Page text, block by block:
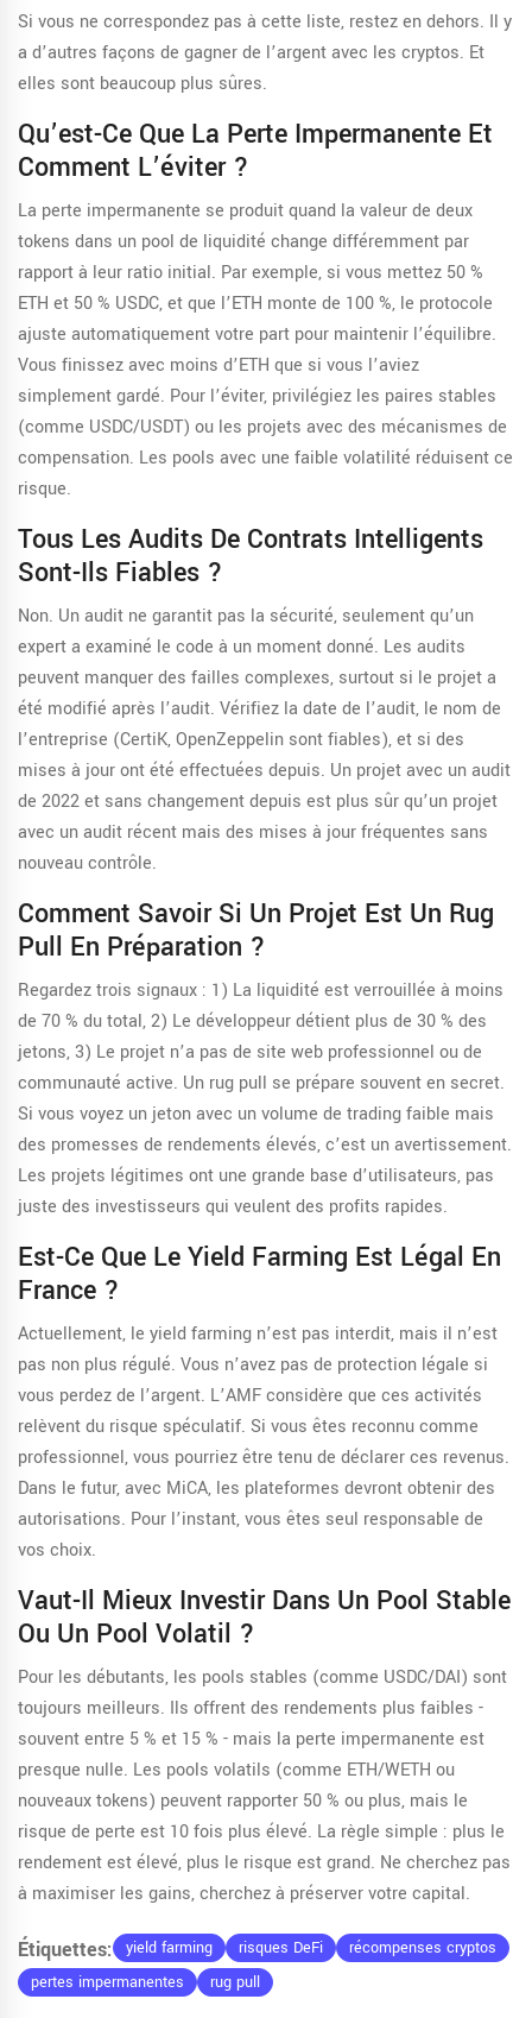
Si vous ne correspondez pas à cette liste, restez en dehors. Il y
a d’autres façons de gagner de l’argent avec les cryptos. Et
elles sont beaucoup plus sûres.
Qu’est-Ce Que La Perte Impermanente Et
Comment L’éviter ?
La perte impermanente se produit quand la valeur de deux
tokens dans un pool de liquidité change différemment par
rapport à leur ratio initial. Par exemple, si vous mettez 50 %
ETH et 50 % USDC, et que l’ETH monte de 100 %, le protocole
ajuste automatiquement votre part pour maintenir l’équilibre.
Vous finissez avec moins d’ETH que si vous l’aviez
simplement gardé. Pour l’éviter, privilégiez les paires stables
(comme USDC/USDT) ou les projets avec des mécanismes de
compensation. Les pools avec une faible volatilité réduisent ce
risque.
Tous Les Audits De Contrats Intelligents
Sont-Ils Fiables ?
Non. Un audit ne garantit pas la sécurité, seulement qu’un
expert a examiné le code à un moment donné. Les audits
peuvent manquer des failles complexes, surtout si le projet a
été modifié après l’audit. Vérifiez la date de l’audit, le nom de
l’entreprise (CertiK, OpenZeppelin sont fiables), et si des
mises à jour ont été effectuées depuis. Un projet avec un audit
de 2022 et sans changement depuis est plus sûr qu’un projet
avec un audit récent mais des mises à jour fréquentes sans
nouveau contrôle.
Comment Savoir Si Un Projet Est Un Rug
Pull En Préparation ?
Regardez trois signaux : 1) La liquidité est verrouillée à moins
de 70 % du total, 2) Le développeur détient plus de 30 % des
jetons, 3) Le projet n’a pas de site web professionnel ou de
communauté active. Un rug pull se prépare souvent en secret.
Si vous voyez un jeton avec un volume de trading faible mais
des promesses de rendements élevés, c’est un avertissement.
Les projets légitimes ont une grande base d’utilisateurs, pas
juste des investisseurs qui veulent des profits rapides.
Est-Ce Que Le Yield Farming Est Légal En
France ?
Actuellement, le yield farming n’est pas interdit, mais il n’est
pas non plus régulé. Vous n’avez pas de protection légale si
vous perdez de l’argent. L’AMF considère que ces activités
relèvent du risque spéculatif. Si vous êtes reconnu comme
professionnel, vous pourriez être tenu de déclarer ces revenus.
Dans le futur, avec MiCA, les plateformes devront obtenir des
autorisations. Pour l’instant, vous êtes seul responsable de
vos choix.
Vaut-Il Mieux Investir Dans Un Pool Stable
Ou Un Pool Volatil ?
Pour les débutants, les pools stables (comme USDC/DAI) sont
toujours meilleurs. Ils offrent des rendements plus faibles -
souvent entre 5 % et 15 % - mais la perte impermanente est
presque nulle. Les pools volatils (comme ETH/WETH ou
nouveaux tokens) peuvent rapporter 50 % ou plus, mais le
risque de perte est 10 fois plus élevé. La règle simple : plus le
rendement est élevé, plus le risque est grand. Ne cherchez pas
à maximiser les gains, cherchez à préserver votre capital.
Étiquettes: yield farming risques DeFi
récompenses cryptos
pertes impermanentes
rug pull